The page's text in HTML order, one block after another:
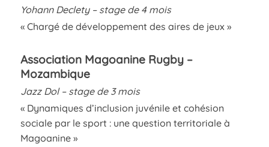
Yohann Declety – stage de 4 mois
« Chargé de développement des aires de jeux »
Association Magoanine Rugby –
Mozambique
Jazz Dol – stage de 3 mois
« Dynamiques d’inclusion juvénile et cohésion
sociale par le sport : une question territoriale à
Magoanine »